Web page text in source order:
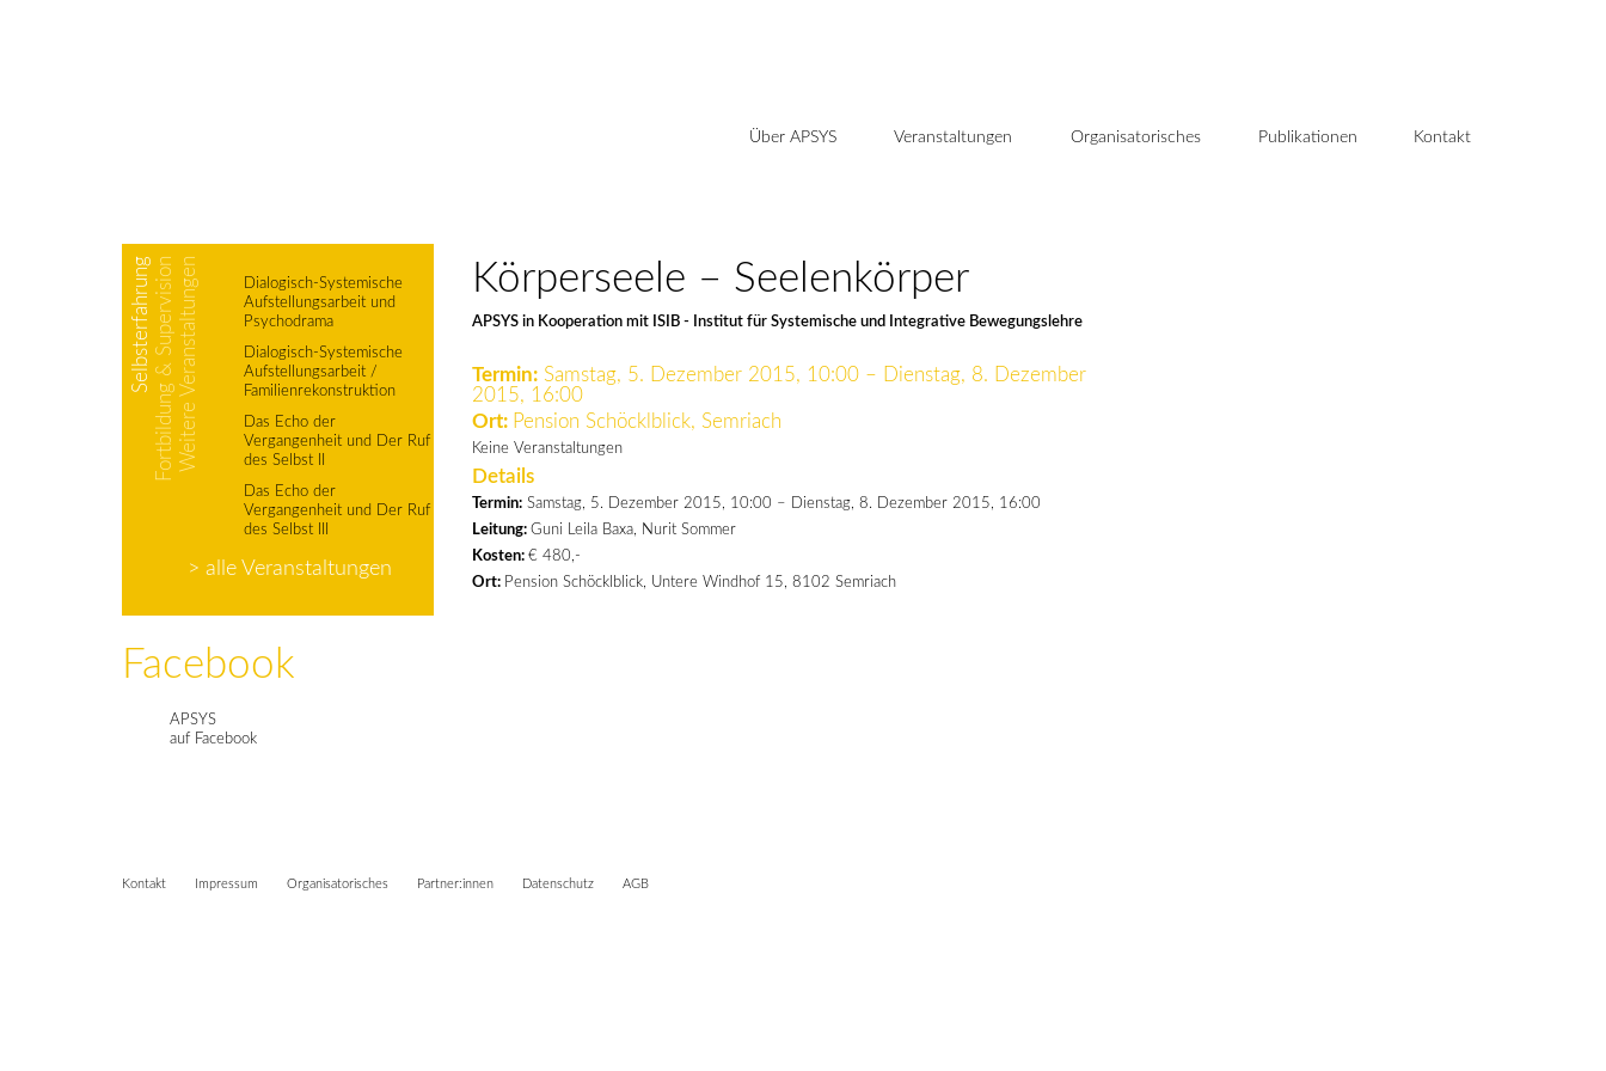
Über APSYS Veranstaltungen Organisatorisches Publikationen Kontakt
SelbsterfahrungFortbildung & SupervisionWeitere Veranstaltungen
Dialogisch-Systemische
Aufstellungsarbeit und
Psychodrama
Dialogisch-Systemische
Aufstellungsarbeit /
Familienrekonstruktion
Das Echo der
Vergangenheit und Der Ruf
des Selbst II
Das Echo der
Vergangenheit und Der Ruf
des Selbst III
> alle Veranstaltungen
Facebook
APSYS
auf Facebook
Körperseele – Seelenkörper
APSYS in Kooperation mit ISIB - Institut für Systemische und Integrative Bewegungslehre
Termin:Samstag, 5. Dezember 2015, 10:00 – Dienstag, 8. Dezember
2015, 16:00
Ort: Pension Schöcklblick, Semriach
Keine Veranstaltungen
Details
Termin:Samstag, 5. Dezember 2015, 10:00 – Dienstag, 8. Dezember 2015, 16:00
Leitung: Guni Leila Baxa, Nurit Sommer
Kosten: € 480,-
Ort: Pension Schöcklblick, Untere Windhof 15, 8102 Semriach
Kontakt Impressum Organisatorisches Partner:innen Datenschutz AGB